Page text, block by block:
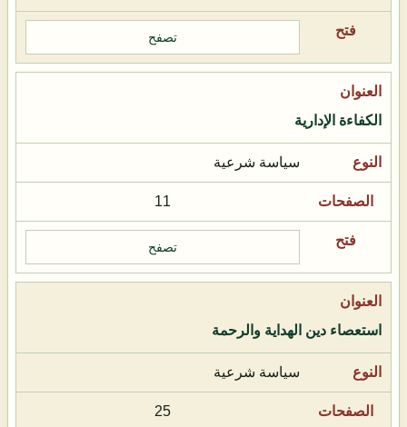
تصفح
الكفاءة الإدارية
سياسة شرعية
11
تصفح
استعصاء دين الهداية والرحمة
سياسة شرعية
25